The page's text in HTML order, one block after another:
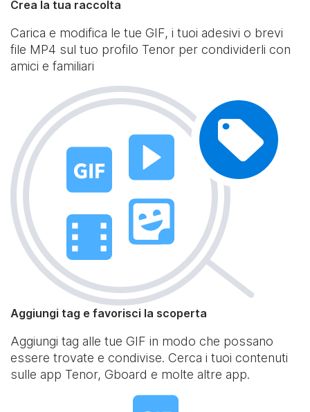
Crea la tua raccolta
Carica e modifica le tue GIF, i tuoi adesivi o brevi
file MP4 sul tuo profilo Tenor per condividerli con
amici e familiari
Aggiungi tag e favorisci la scoperta
Aggiungi tag alle tue GIF in modo che possano
essere trovate e condivise. Cerca i tuoi contenuti
sulle app Tenor, Gboard e molte altre app.